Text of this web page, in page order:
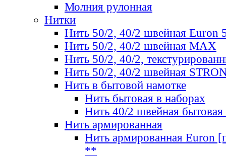
Молния рулонная
Нитки
Нить 50/2, 40/2 швейная Euron
Нить 50/2, 40/2 швейная МАХ
Нить 50/2, 40/2,
Нить 50/2, 40/2 швейная
Нить в бытовой намотке
Нить бытовая в наборах
Нить 40/2 швейная бытовая
Нить армированная
Нить армированная Euron
**